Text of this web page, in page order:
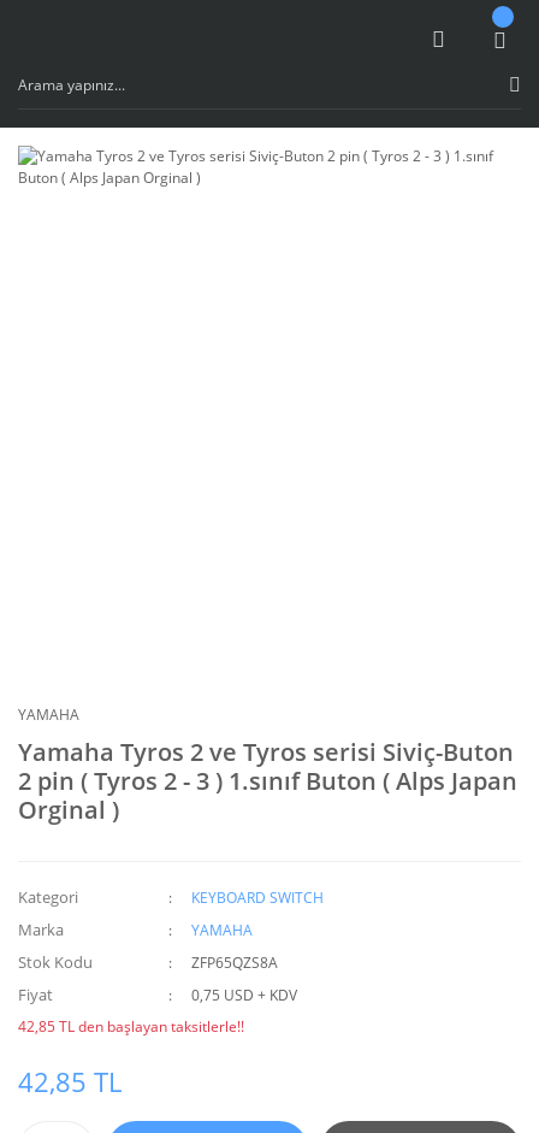
YAMAHA
Yamaha Tyros 2 ve Tyros serisi Siviç-Buton
2 pin ( Tyros 2 - 3 ) 1.sınıf Buton ( Alps Japan
Orginal )
Kategori KEYBOARD SWITCH
Marka YAMAHA
Stok Kodu ZFP65QZS8A
Fiyat
0,75 USD + KDV
42,85 TL den başlayan taksitlerle!!
42,85 TL